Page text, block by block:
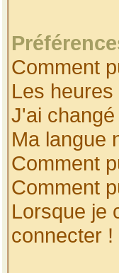
Comment
Les
J'ai
Ma langue
Comment
Comment
Lorsque je
connecter !